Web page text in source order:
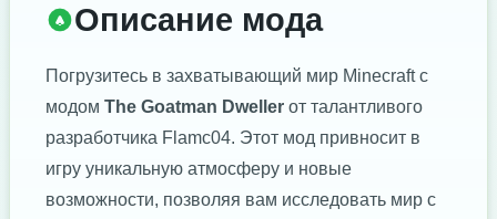
Описание мода
Погрузитесь в захватывающий мир Minecraft с
модом The Goatman Dweller от талантливого
разработчика Flamc04. Этот мод привносит в
игру уникальную атмосферу и новые
возможности, позволяя вам исследовать мир с